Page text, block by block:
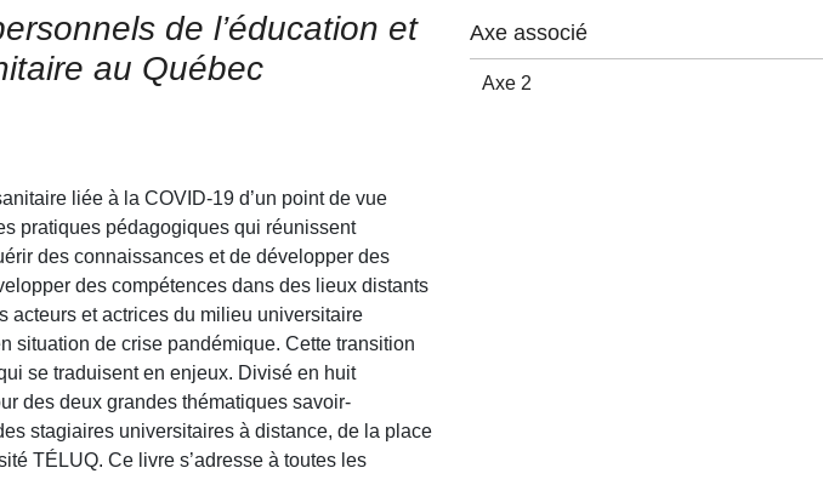
de l’éducation et
au Québec
liée à la COVID-19 d’un point de vue
pratiques pédagogiques qui réunissent
des connaissances et de développer des
des compétences dans des lieux distants
acteurs et actrices du milieu universitaire
situation de crise pandémique. Cette transition
se traduisent en enjeux. Divisé en huit
des deux grandes thématiques savoir-
stagiaires universitaires à distance, de la place
TÉLUQ. Ce livre s’adresse à toutes les
Axe associé
Axe 2